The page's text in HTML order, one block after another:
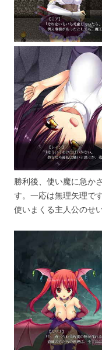
勝利後、使い魔に急か
す。一応は無理矢理で
使いまくる主人公のせ